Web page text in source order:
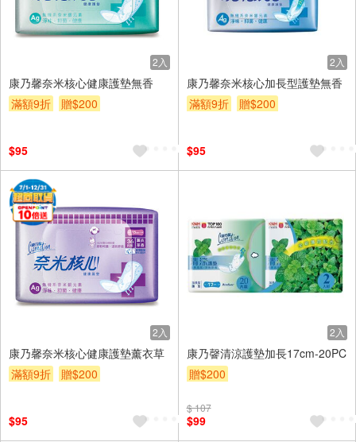
2入
康乃馨奈米核心健康護墊無香
滿額9折
贈$200
$95
2入
康乃馨奈米核心加長型護墊無香
滿額9折
贈$200
$95
2入
康乃馨奈米核心健康護墊薰衣草
滿額9折
贈$200
$95
2入
康乃韾清涼護墊加長17cm-20PC
贈$200
$ 107
$99